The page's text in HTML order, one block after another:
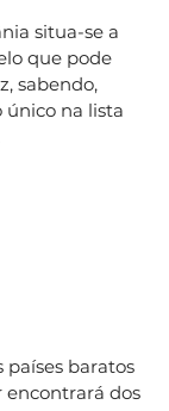
situa-se a
que pode
sabendo,
único na lista
países baratos
encontrará dos